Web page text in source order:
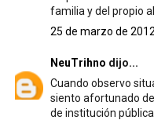
familia y del propio
25 de marzo de
NeuTrihno dijo...
Cuando observo
siento afortunado
de institución